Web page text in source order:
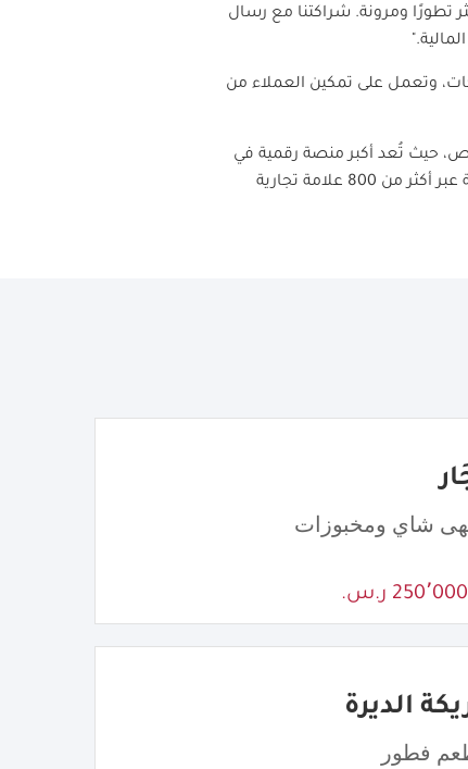
تطورًا ومرونة. شراكتنا مع رسال
وتعمل على تمكين العملاء من
حيث تُعد أكبر منصة رقمية في
المنطقة لحلول البطاقات الرقمية مسبقة الدفع وبرامج الولاء والمكافآت، وتوفر لعملائها تجربة تسوق متكاملة عبر أكثر من 800 علامة تجارية
شاي ومخبوزات
250٬000 ر.س.
الديرة
فطور